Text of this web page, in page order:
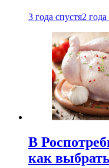
3 года спустя2 года
В
как